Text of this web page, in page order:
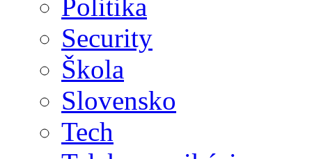
Politika
Security
Škola
Slovensko
Tech